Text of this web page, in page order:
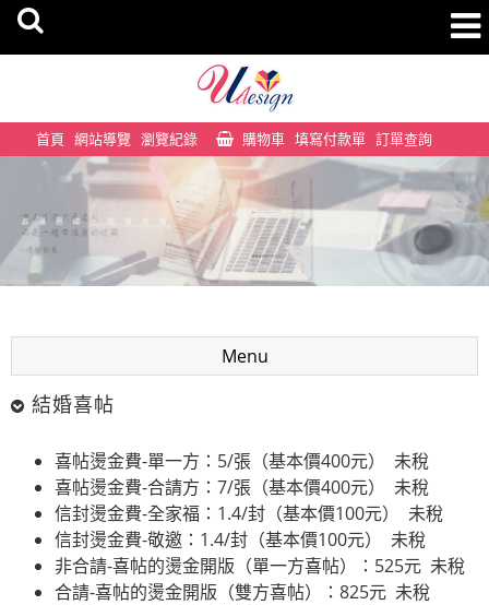
首頁 網站導覽 瀏覽紀錄 購物車 填寫付款單 訂單查詢
Menu
結婚喜帖
喜帖燙金費-單一方：5/張（基本價400元） 未稅
喜帖燙金費-合請方：7/張（基本價400元） 未稅
信封燙金費-全家福：1.4/封（基本價100元） 未稅
信封燙金費-敬邀：1.4/封（基本價100元） 未稅
非合請-喜帖的燙金開版（單一方喜帖）：525元 未稅
合請-喜帖的燙金開版（雙方喜帖）：825元 未稅